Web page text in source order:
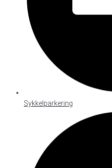
Sykkelparkering